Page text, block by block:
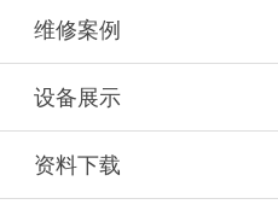
维修案例
设备展示
资料下载